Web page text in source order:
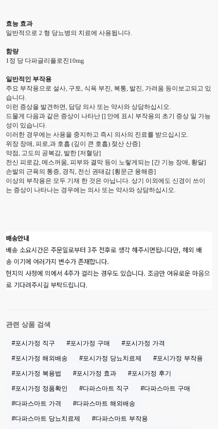
효능 효과
일반적으로 2 형 당뇨병의 치료에 사용됩니다.
함량
1정 당 다파글리플로진10mg
일반적인 부작용
주요 부작용으로 설사, 구토, 식욕 부진, 복통, 발진, 가려움 등이보고되고 있
습니다.
이런 증상을 발견하면, 담당 의사 또는 약사와 상담하십시오.
드물게 다음과 같은 증상이 나타난 [] 안에 표시 부작용의 초기 증상 일 가능
성이 있습니다.
이러한 경우에는 사용을 중지하고 즉시 의사의 진료를 받으십시오.
위장 장애, 피로,과 호흡 (깊이 큰 호흡) 젖산 산증]
약점, 고도의 공복감, 발한 [저혈당]
전신 피로감, 메스꺼움, 피부와 결막 등이 노랗게되는 [간 기능 장애, 황달]
손발의 근육의 통증, 경직, 전신 권태감 [횡문근 융해증]
이상의 부작용은 모두 기재 한 것은 아닙니다. 상기 이외에도 신경이 쓰이
는 증상이 나타나는 경우에는 의사 또는 약사와 상담하십시오.
배송안내
배송 소요시간은 주문일로부터 3주 전후로 생각 해주시면됩니다만, 해외 배
송 이기에 여러가지 변수가 존재합니다.
현지의 사정에 의에서 4주가 걸리는 경우도 있습니다. 조금만 여유로운 마음으
로 기다려주시길 부탁드립니다.
관련 상품 검색
#포시가정 직구 #포시가정 구매 #포시가정 가격
#포시가정 해외배송 #포시가정 당뇨치료제 #포시가정 부작용
#포시가정 복용법 #포시가정 효과 #포시가정 후기
#포시가정 정품확인 #다파스마트 직구 #다파스마트 구매
#다파스마트 가격 #다파스마트 해외배송
#다파스마트 당뇨치료제 #다파스마트 부작용